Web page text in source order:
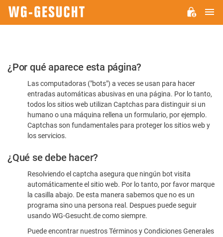
Por
favor,
confirme
humano
¿Por qué aparece esta página?
Las computadoras ("bots") a veces se usan para hacer
entradas automáticas abusivas en una página. Por lo tanto,
todos los sitios web utilizan Captchas para distinguir si un
humano o una máquina rellena un formulario, por ejemplo.
Captchas son fundamentales para proteger los sitios web y
los servicios.
¿Qué se debe hacer?
Resolviendo el captcha asegura que ningún bot visita
automáticamente el sitio web. Por lo tanto, por favor marque
la casilla abajo. De esta manera sabemos que no es un
programa sino una persona real. Despues puede seguir
usando WG-Gesucht.de como siempre.
Puede encontrar nuestros Términos y Condiciones Generales